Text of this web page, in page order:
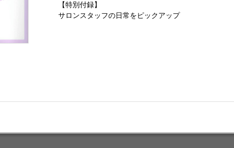
【特別付録】
サロンスタッフの日常をピックアップ